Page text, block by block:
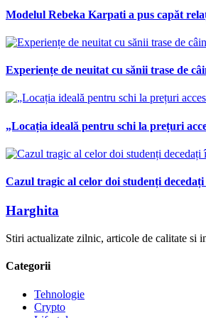
Modelul Rebeka Karpati a pus capăt
Experiențe de neuitat cu sănii trase de
„Locația ideală pentru schi la prețuri
Cazul tragic al celor doi studenți
Harghita
Stiri actualizate zilnic, articole de calitate si
Categorii
Tehnologie
Crypto